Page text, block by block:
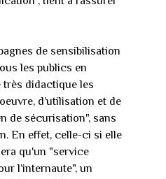
de sensibilisation
les publics en
très didactique les
d’utilisation et de
de sécurisation", sans
En effet, celle-ci si elle
qu'un "service
l’internaute", un